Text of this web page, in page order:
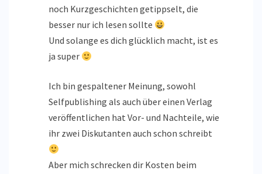
noch Kurzgeschichten getippselt, die
besser nur ich lesen sollte
Und solange es dich glücklich macht, ist es
ja super
Ich bin gespaltener Meinung, sowohl
Selfpublishing als auch über einen Verlag
veröffentlichen hat Vor- und Nachteile, wie
ihr zwei Diskutanten auch schon schreibt
Aber mich schrecken dir Kosten beim